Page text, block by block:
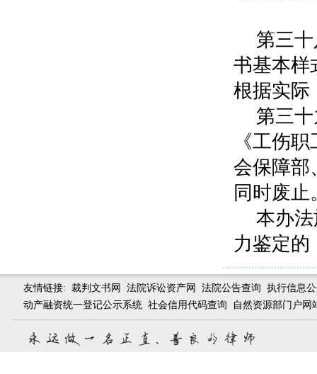
第三
书基本样
根据实际
第三
《工伤
会保障部
同时废止
本办
力鉴定的
友情链接: 裁判文书网 法院诉讼资产网 法院公告查询 执行信息
动产融资统一登记公示系统 社会信用代码查询 自然资源部门户网